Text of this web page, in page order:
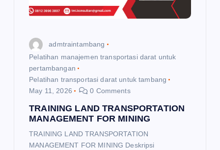
admtraintambang
Pelatihan manajemen transportasi darat untuk
pertambangan
Pelatihan transportasi darat untuk tambang
May 11, 2026
0 Comments
TRAINING LAND TRANSPORTATION
MANAGEMENT FOR MINING
TRAINING LAND TRANSPORTATION
MANAGEMENT FOR MINING Deskripsi